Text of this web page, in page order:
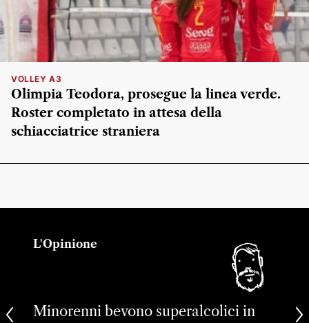
VOLLEY A3
Olimpia Teodora, prosegue la linea verde.
Roster completato in attesa della
schiacciatrice straniera
L'Opinione
Minorenni bevono superalcolici in